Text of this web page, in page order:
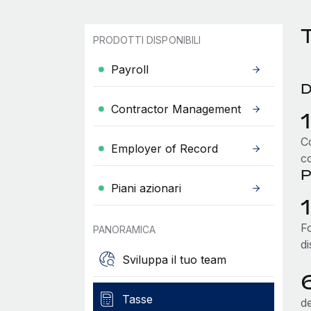
PRODOTTI DISPONIBILI
Payroll
Contractor Management
Employer of Record
Piani azionari
PANORAMICA
Sviluppa il tuo team
Tasse